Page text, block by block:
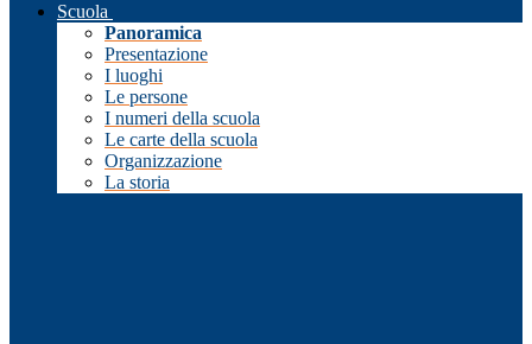
Scuola
Panoramica
Presentazione
I luoghi
Le persone
I numeri della scuola
Le carte della scuola
Organizzazione
La storia